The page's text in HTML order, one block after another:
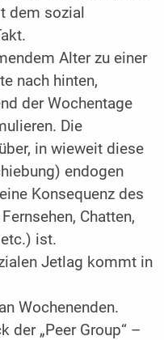
dem sozial
Alter zu einer
nach hinten,
der Wochentage
Die
in wieweit diese
endogen
Konsequenz des
Chatten,
ist.
Jetlag kommt in
Wochenenden.
der „Peer Group“ –